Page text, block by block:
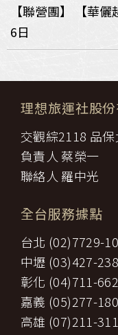
【聯營團】
【華
6日
理想旅運社股
交觀綜2118 品
負責人 蔡榮一
聯絡人 羅中光
全台服務據點
台北 (02)7729-
中壢 (03)427-
彰化 (04)711-
嘉義 (05)277-
高雄 (07)211-